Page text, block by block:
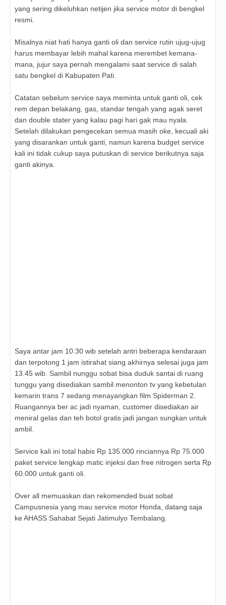
yang sering dikeluhkan netijen jika service motor di bengkel
resmi.
Misalnya niat hati hanya ganti oli dan service rutin ujug-ujug
harus membayar lebih mahal karena merembet kemana-
mana, jujur saya pernah mengalami saat service di salah
satu bengkel di Kabupaten Pati.
Catatan sebelum service saya meminta untuk ganti oli, cek
rem depan belakang, gas, standar tengah yang agak seret
dan double stater yang kalau pagi hari gak mau nyala.
Setelah dilakukan pengecekan semua masih oke, kecuali aki
yang disarankan untuk ganti, namun karena budget service
kali ini tidak cukup saya putuskan di service berikutnya saja
ganti akinya.
Saya antar jam 10.30 wib setelah antri beberapa kendaraan
dan terpotong 1 jam istirahat siang akhirnya selesai juga jam
13.45 wib. Sambil nunggu sobat bisa duduk santai di ruang
tunggu yang disediakan sambil menonton tv yang kebetulan
kemarin trans 7 sedang menayangkan film Spiderman 2.
Ruangannya ber ac jadi nyaman, customer disediakan air
meniral gelas dan teh botol gratis jadi jangan sungkan untuk
ambil.
Service kali ini total habis Rp 135.000 rinciannya Rp 75.000
paket service lengkap matic injeksi dan free nitrogen serta Rp
60.000 untuk ganti oli.
Over all memuaskan dan rekomended buat sobat
Campusnesia yang mau service motor Honda, datang saja
ke AHASS Sahabat Sejati Jatimulyo Tembalang.